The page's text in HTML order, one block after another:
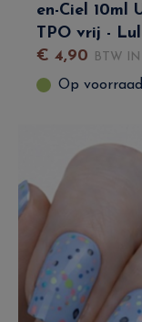
en-Ciel 10ml
TPO vrij -
€ 4,90 BTW
Op voorraad